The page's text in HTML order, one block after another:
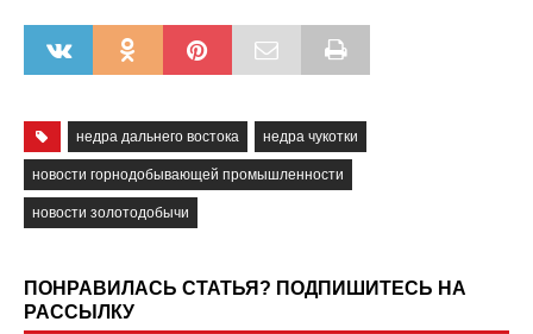
недра дальнего востока недра чукотки
новости горнодобывающей промышленности
новости золотодобычи
ПОНРАВИЛАСЬ СТАТЬЯ? ПОДПИШИТЕСЬ НА
РАССЫЛКУ